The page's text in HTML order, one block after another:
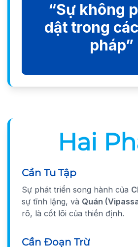
“Sự không
dật trong
pháp”
Hai
Cần Tu Tập
Sự phát triển song hành của
sự tĩnh lặng, và Quán
rõ, là cốt lõi của thiền định.
Cần Đoạn Trừ